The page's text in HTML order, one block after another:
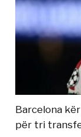
Barcelona
për tri